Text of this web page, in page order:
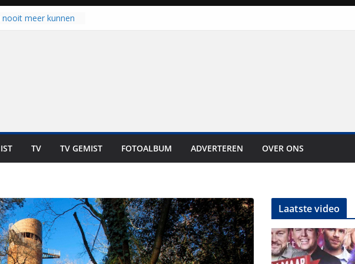
nooit meer kunnen
in gebruik
“Dit is altijd een
TV TV GEMIST FOTOALBUM ADVERTEREN OVER ONS
Laatste video